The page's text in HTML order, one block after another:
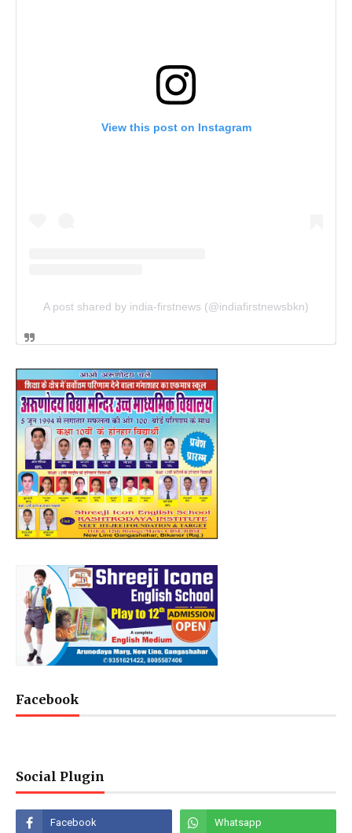
View this post on Instagram
A post shared by india-firstnews (@indiafirstnewsbkn)
Facebook
Social Plugin